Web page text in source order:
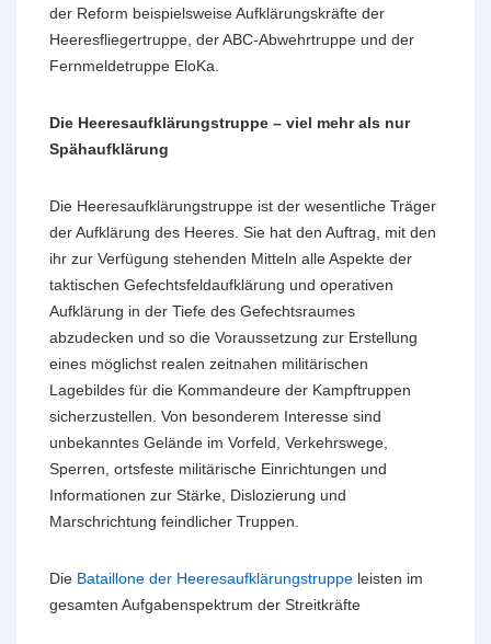
der Reform beispielsweise Aufklärungskräfte der
Heeresfliegertruppe, der ABC-Abwehrtruppe und der
Fernmeldetruppe EloKa.
Die Heeresaufklärungstruppe – viel mehr als nur
Spähaufklärung
Die Heeresaufklärungstruppe ist der wesentliche Träger
der Aufklärung des Heeres. Sie hat den Auftrag, mit den
ihr zur Verfügung stehenden Mitteln alle Aspekte der
taktischen Gefechtsfeldaufklärung und operativen
Aufklärung in der Tiefe des Gefechtsraumes
abzudecken und so die Voraussetzung zur Erstellung
eines möglichst realen zeitnahen militärischen
Lagebildes für die Kommandeure der Kampftruppen
sicherzustellen. Von besonderem Interesse sind
unbekanntes Gelände im Vorfeld, Verkehrswege,
Sperren, ortsfeste militärische Einrichtungen und
Informationen zur Stärke, Dislozierung und
Marschrichtung feindlicher Truppen.
Die Bataillone der Heeresaufklärungstruppe leisten im
gesamten Aufgabenspektrum der Streitkräfte